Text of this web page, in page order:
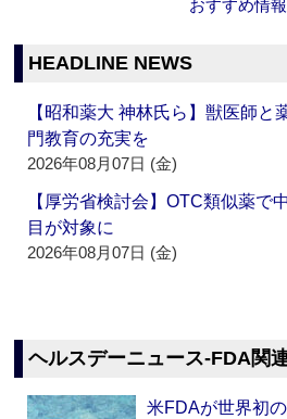
おすすめ情
HEADLINE NEWS
【昭和薬大 神林氏ら】獣医師と
門教育の充実を
2026年08月07日 (金)
【厚労省検討会】OTC類似薬で
目が対象に
2026年08月07日 (金)
ヘルスデーニュース‐FDA関
米FDAが世界初